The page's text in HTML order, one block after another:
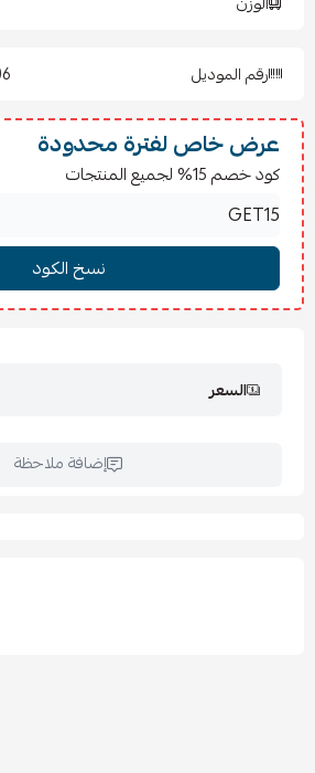
لحاف: 240×260 سم
4 أغطية مخدة كبيرة
المميزات:
خامة جاكار فاخرة بنقش ملكي أنيق.
ألوان ثابتة تدوم بعد الغسيل.
حياكة متقنة لمظهر عصري وراقي.
مثالي للاستخدام اليومي أو كهديّة فخمة.
يُنصح باستخدام دورة غسيل لطيفة.
يُمنع استخدام المبيضات.
رقم الموديل
عرض خاص لفترة محدودة
كود خصم 15% لجميع المنتجات
السعر
إضافة ملاحظة